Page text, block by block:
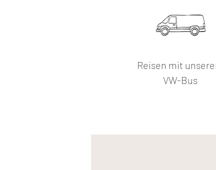
Reisen mit
VW-Bus